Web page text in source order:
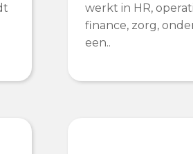
werkt in HR,
finance, zorg,
een..